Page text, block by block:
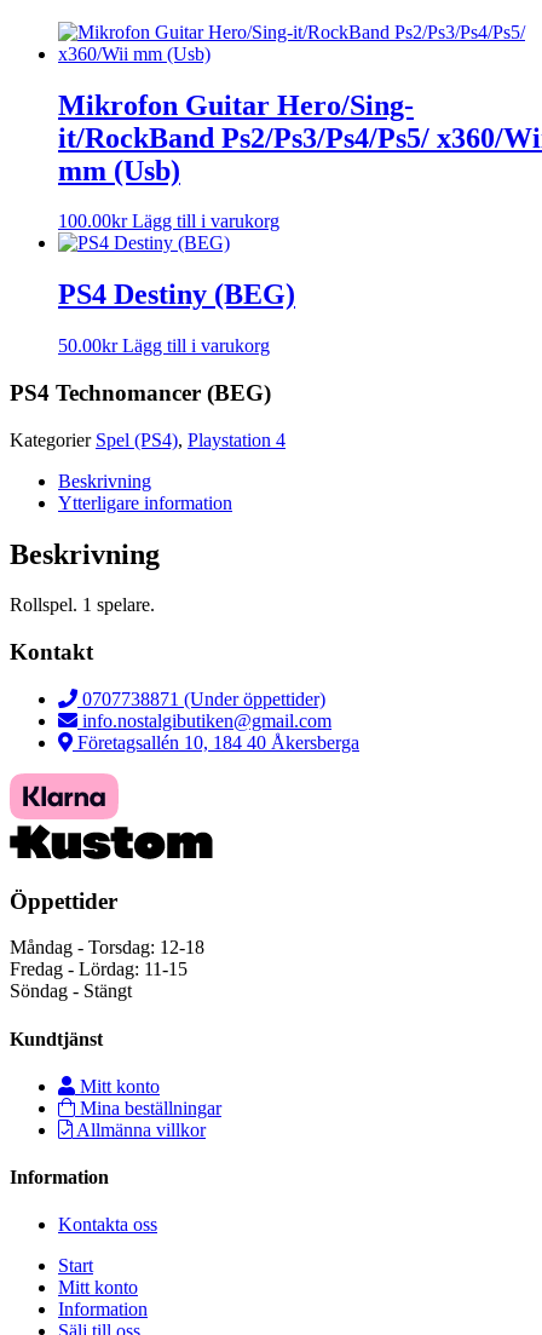
Mikrofon Guitar Hero/Sing-
it/RockBand Ps2/Ps3/Ps4/Ps5/ x360/
mm (Usb)
100.00kr Lägg till i varukorg
PS4 Destiny (BEG)
50.00kr Lägg till i varukorg
PS4 Technomancer (BEG)
Kategorier Spel (PS4), Playstation 4
Beskrivning
Ytterligare information
Beskrivning
Rollspel. 1 spelare.
Kontakt
0707738871 (Under öppettider)
info.nostalgibutiken@gmail.com
Företagsallén 10, 184 40 Åkersberga
Öppettider
Måndag - Torsdag: 12-18
Fredag - Lördag: 11-15
Söndag - Stängt
Kundtjänst
Mitt konto
Mina beställningar
Allmänna villkor
Information
Kontakta oss
Start
Mitt konto
Information